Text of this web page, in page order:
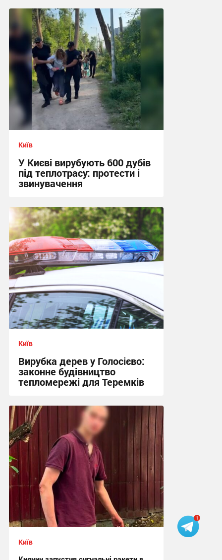
Київ
У Києві вирубують 600 дубів
під теплотрасу: протести і
звинувачення
17:29 вчора
Київ
Вирубка дерев у Голосієво:
законне будівництво
тепломережі для Теремків
12:07 вчора
Київ